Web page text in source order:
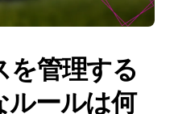
を管理する
ルールは何